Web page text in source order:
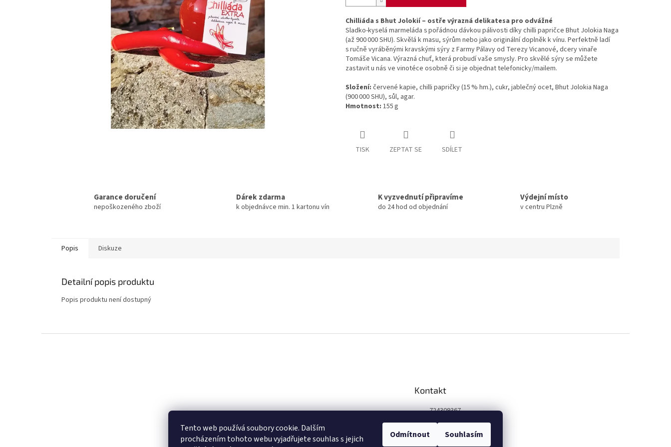
Tento web používá soubory cookie. Dalším
procházením tohoto webu vyjadřujete souhlas s jejich
Odmítnout Souhlasím
Chilliáda s Bhut Jolokií – ostře výrazná delikatesa pro odvážné
Sladko-kyselá marmeláda s pořádnou dávkou pálivosti díky chilli papričce Bhut Jolokia Naga
(až 900 000 SHU). Skvělá k masu, sýrům nebo jako originální doplněk k vínu. Perfektně ladí
s ručně vyráběnými kravskými sýry z Farmy Pálavy od Terezy Vicanové, dcery vinaře
Tomáše Vicana. Výrazná chuť, která probudí vaše smysly. Pro skvělé sýry se můžete
zastavit u nás ve vinotéce osobně či si je objednat telefonicky/mailem.
Složení: červené kapie, chilli papričky (15 % hm.), cukr, jablečný ocet, Bhut Jolokia Naga
(900 000 SHU), sůl, agar.
Hmotnost: 155 g
TISK ZEPTAT SE SDÍLET
Garance doručení
nepoškozeného zboží
Dárek zdarma
k objednávce min. 1 kartonu vín
K vyzvednutí připravíme
do 24 hod od objednání
Výdejní místo
v centru Plzně
Popis Diskuze
Detailní popis produktu
Popis produktu není dostupný
Kontakt
724309367
Facebook
winepoint_plzen/